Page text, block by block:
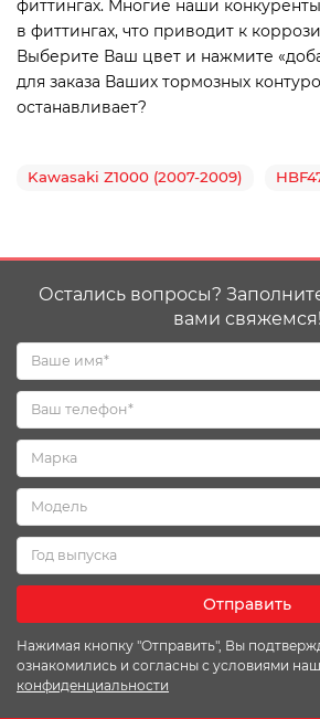
фиттингах. Многие наши
в фиттингах, что приводит к
Выберите Ваш цвет и нажмите
для заказа Ваших тормозных
останавливает?
Kawasaki Z1000 (2007-2009)
Остались вопросы?
вами свяжемся!
Отправить
Нажимая кнопку "Отправить", Вы
ознакомились и согласны с условиями
конфиденциальности